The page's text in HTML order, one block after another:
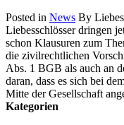
Posted in News By
Liebesschlösser dringen
schon Klausuren zum
die zivilrechtlichen
Abs. 1 BGB als auch an
daran, dass es sich bei
Mitte der Gesellschaft
Kategorien